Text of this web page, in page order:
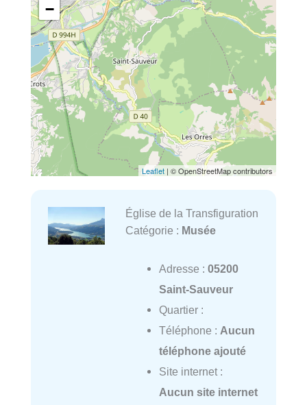
−
Leaflet | © OpenStreetMap contributors
Église de la Transfiguration
Catégorie : Musée
Adresse : 05200
Saint-Sauveur
Quartier :
Téléphone : Aucun
téléphone ajouté
Site internet :
Aucun site internet